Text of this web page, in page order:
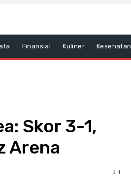
Finansial Kuliner Kesehatan
Skor 3-1,
Arena
1